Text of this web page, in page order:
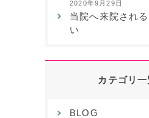
2020年9月29日
当院へ来院され
い
カテゴリ一
BLOG